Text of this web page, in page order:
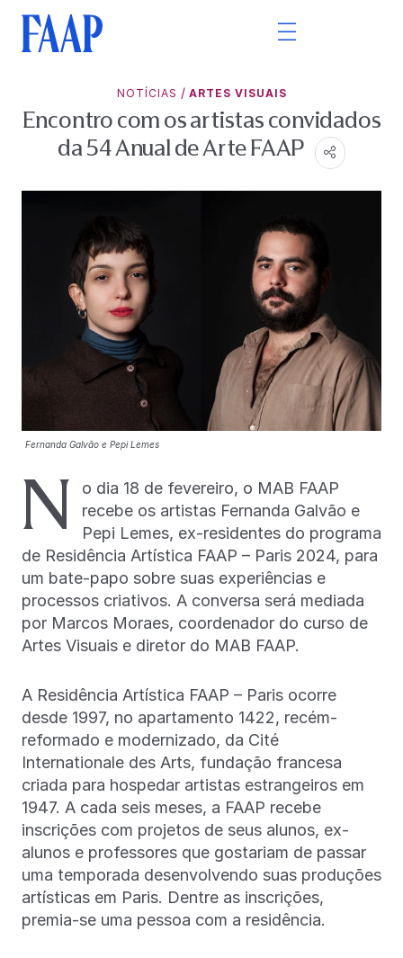
NOTÍCIAS / ARTES VISUAIS
Encontro com os artistas convidados
da 54 Anual de Arte FAAP
Fernanda Galvão e Pepi Lemes
N
o dia 18 de fevereiro, o MAB FAAP
recebe os artistas Fernanda Galvão e
Pepi Lemes, ex-residentes do programa
de Residência Artística FAAP – Paris 2024, para
um bate-papo sobre suas experiências e
processos criativos. A conversa será mediada
por Marcos Moraes, coordenador do curso de
Artes Visuais e diretor do MAB FAAP.
A Residência Artística FAAP – Paris ocorre
desde 1997, no apartamento 1422, recém-
reformado e modernizado, da Cité
Internationale des Arts, fundação francesa
criada para hospedar artistas estrangeiros em
1947. A cada seis meses, a FAAP recebe
inscrições com projetos de seus alunos, ex-
alunos e professores que gostariam de passar
uma temporada desenvolvendo suas produções
artísticas em Paris. Dentre as inscrições,
premia-se uma pessoa com a residência.